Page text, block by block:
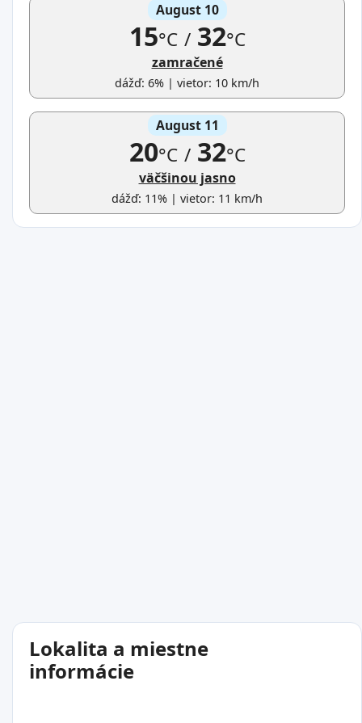
August 10
15°C /32°C
zamračené
dážď: 6% | vietor: 10 km/h
August 11
20°C /32°C
väčšinou jasno
dážď: 11% | vietor: 11 km/h
Lokalita a miestne
informácie